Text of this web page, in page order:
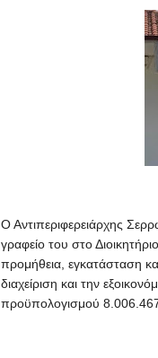
Ο Αντιπεριφερειάρχης
γραφείο του στο
προμήθεια, εγκατάσταση
διαχείριση και την
προϋπολογισμού